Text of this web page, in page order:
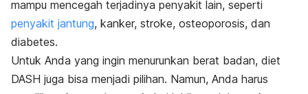
mampu mencegah terjadinya penyakit lain, seperti
penyakit jantung, kanker, stroke, osteoporosis, dan
diabetes.
Untuk Anda yang ingin menurunkan berat badan, diet
DASH juga bisa menjadi pilihan. Namun, Anda harus